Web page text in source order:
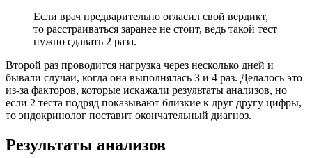
Если врач предварительно огласил свой вердикт,
то расстраиваться заранее не стоит, ведь такой тест
нужно сдавать 2 раза.
Второй раз проводится нагрузка через несколько дней и
бывали случаи, когда она выполнялась 3 и 4 раз. Делалось это
из-за факторов, которые искажали результаты анализов, но
если 2 теста подряд показывают близкие к друг другу цифры,
то эндокринолог поставит окончательный диагноз.
Результаты анализов